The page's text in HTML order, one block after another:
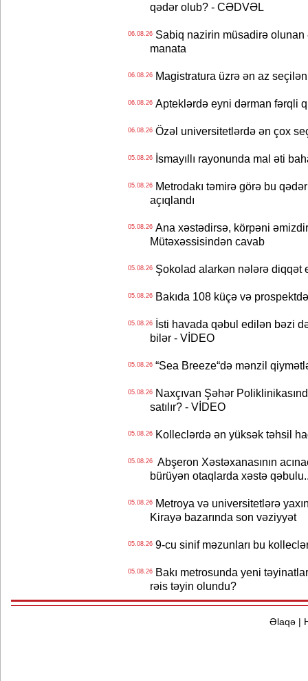
qədər olub? - CƏDVƏL
06.08.26Sabiq nazirin müsadirə olunan
manata
06.08.26Magistratura üzrə ən az
06.08.26Apteklərdə eyni dərman fərqli
06.08.26Özəl universitetlərdə ən çox
05.08.26İsmayıllı rayonunda mal əti
05.08.26Metrodakı təmirə görə bu
açıqlandı
05.08.26Ana xəstədirsə, körpəni
Mütəxəssisindən cavab
05.08.26Şokolad alarkən nələrə diqqət
05.08.26Bakıda 108 küçə və
05.08.26İsti havada qəbul edilən bəzi
bilər - VİDEO
05.08.26“Sea Breeze“də mənzil
05.08.26Naxçıvan Şəhər
satılır? - VİDEO
05.08.26Kolleclərdə ən yüksək təhsil
05.08.26Abşeron Xəstəxanasının
bürüyən otaqlarda xəstə
05.08.26Metroya və universitetlərə
Kirayə bazarında son vəziyyət
05.08.269-cu sinif məzunları bu
05.08.26Bakı metrosunda yeni
rəis təyin olundu?
Əlaqə|